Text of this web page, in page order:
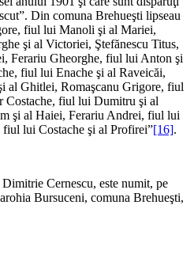
Din comuna Brehueşti lipseau
fiul lui Manoli şi al Mariei,
şi al Victoriei, Ştefănescu Titus,
Ferariu Gheorghe, fiul lui Anton şi
fiul lui Enache şi al Raveicăi,
al Ghitlei, Romaşcanu Grigore, fiul
Costache, fiul lui Dumitru şi al
şi al Haiei, Ferariu Andrei, fiul lui
lui Costache şi al Profirei”[16].
Cernescu, este numit, pe
Bursuceni, comuna Brehueşti,